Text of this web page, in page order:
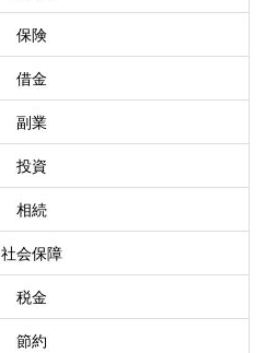
保険
借金
副業
投資
相続
社会保障
税金
節約